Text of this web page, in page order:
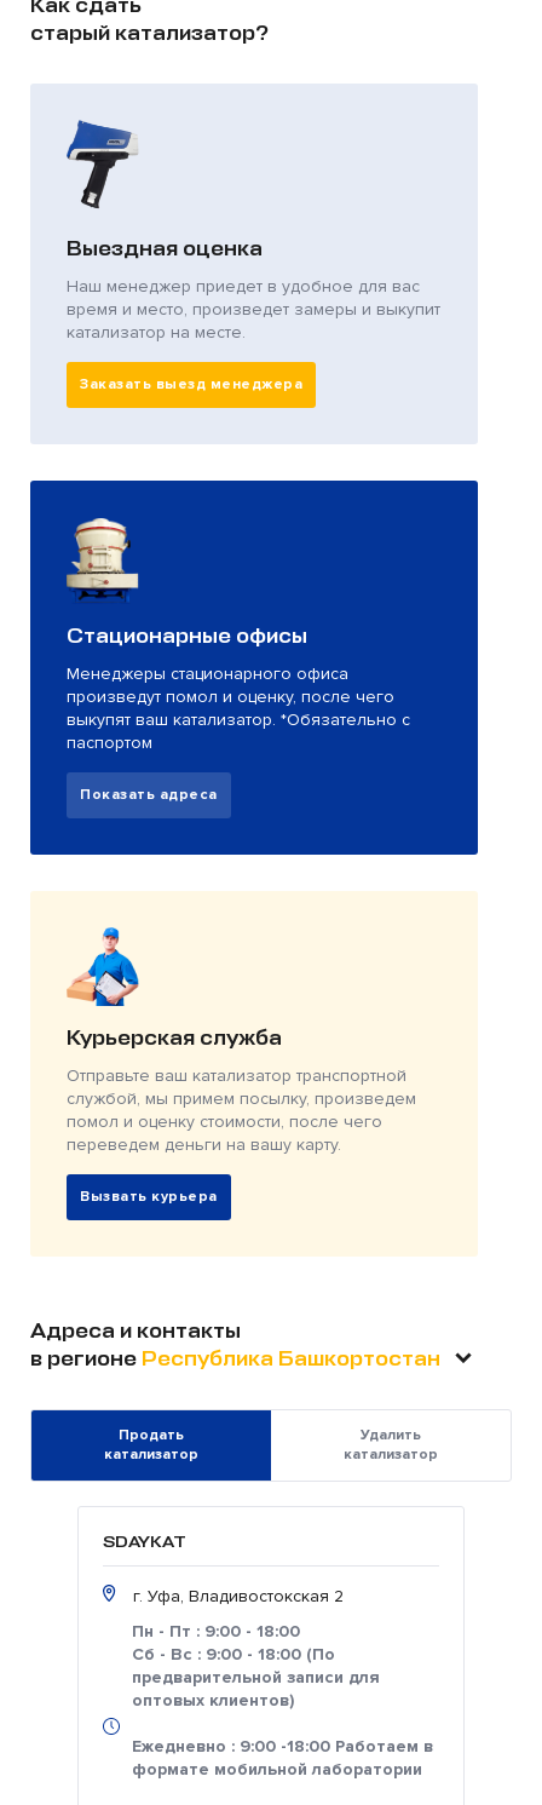
старый катализатор?
Выездная оценка
Наш менеджер приедет в удобное для вас
время и место, произведет замеры и выкупит
катализатор на месте.
Заказать выезд менеджера
Стационарные офисы
Менеджеры стационарного офиса
произведут помол и оценку, после чего
выкупят ваш катализатор. *Обязательно с
паспортом
Показать адреса
Курьерская служба
Отправьте ваш катализатор транспортной
службой, мы примем посылку, произведем
помол и оценку стоимости, после чего
переведем деньги на вашу карту.
Вызвать курьера
Адреса и контакты
в регионе Республика Башкортостан
Продать
катализатор
Удалить
катализатор
SDAYKAT
г. Уфа, Владивостокская 2
Пн - Пт : 9:00 - 18:00
Сб - Вс : 9:00 - 18:00 (По
предварительной записи для
оптовых клиентов)
Ежедневно : 9:00 -18:00 Работаем в
формате мобильной лаборатории